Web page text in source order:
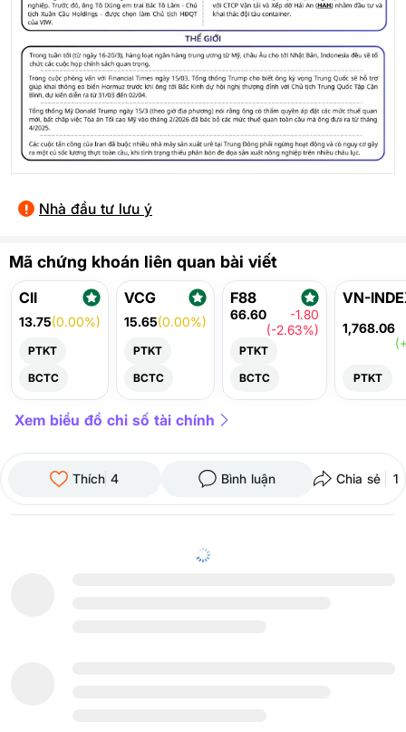
Nhà đầu tư lưu ý
Mã chứng khoán liên quan bài viết
CII
13.75(0.00%)
PTKT
BCTC
VCG
15.65(0.00%)
PTKT
BCTC
F88
66.60
-1.80
(-2.63%)
PTKT
BCTC
VN-
1,768.06
PTKT
Xem biểu đồ chỉ số tài chính
Thích 4 Bình luận Chia sẻ 1